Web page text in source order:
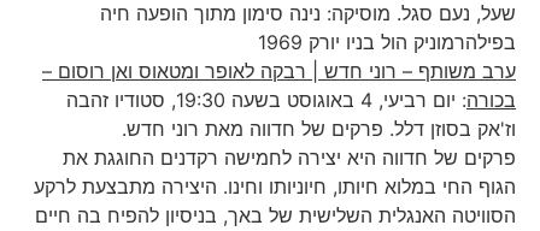
שעל, נעם סגל. מוסיקה: נינה סימון מתוך הופעה חיה
בפילהרמוניק הול בניו יורק 1969
ערב משותף – רוני חדש | רבקה לאופר ומטאוס ואן רוסום–
בכורה
: יום רביעי, 4 באוגוסט בשעה 19:30, סטודיו זהבה
וז'אק בסוזן דלל. פרקים של חדווה מאת רוני חדש.
פרקים של חדווה היא יצירה לחמישה רקדנים החוגגת את
הגוף החי במלוא חיותו, חיוניותו וחינו. היצירה מתבצעת לרקע
הסוויטה האנגלית השלישית של באך, בניסיון להפיח בה חיים